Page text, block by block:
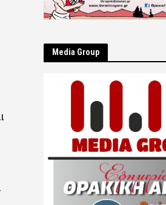
Μedia Group